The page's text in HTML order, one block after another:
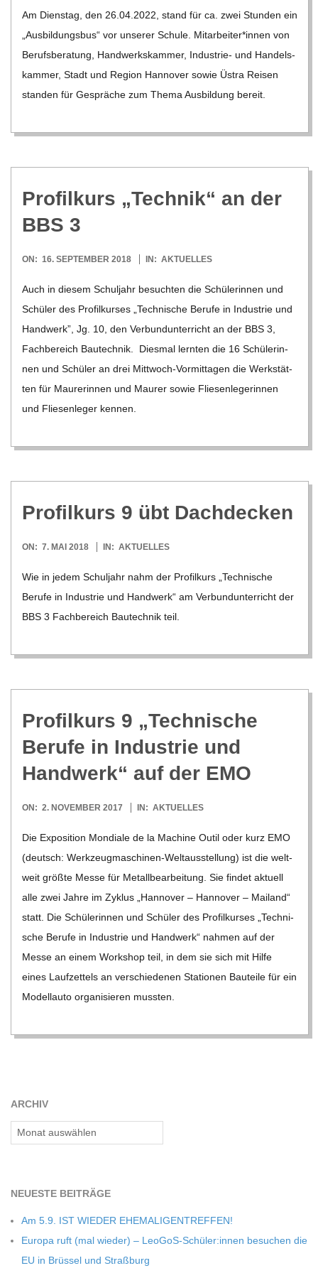
C
H
U
L
E
Am Diens­tag, den 26.04.2022, stand für ca. zwei Stun­den ein
„Aus­bil­dungs­bus“ vor unse­rer Schule. Mitarbeiter*innen von
Berufs­be­ra­tung, Hand­werks­kam­mer, Indus­­trie- und Han­dels­
kam­mer, Stadt und Region Han­no­ver sowie Üstra Rei­sen
stan­den für Gesprä­che zum Thema Aus­bil­dung bereit.
Pro­fil­kurs „Tech­nik“ an der
BBS 3
2018-
ON: 16. SEPTEMBER 2018 IN: AKTUELLES
Auch in die­sem Schul­jahr besuch­ten die Schü­le­rin­nen und
Schü­ler des Pro­fil­kur­ses „Tech­ni­sche Berufe in Indus­trie und
Hand­werk”, Jg. 10, den Ver­bund­un­ter­richt an der BBS 3,
Fach­be­reich Bau­tech­nik. Dies­mal lern­ten die 16 Schü­le­rin­
nen und Schü­ler an drei Mit­t­­woch-Vor­­­mi­t­­ta­­gen die Werk­stät­
ten für Mau­re­rin­nen und Mau­rer sowie Flie­sen­le­ge­rin­nen
und Flie­sen­le­ger ken­nen.
Pro­fil­kurs 9 übt Dachdecken
2018-
ON: 7. MAI 2018 IN: AKTUELLES
Wie in jedem Schul­jahr nahm der Pro­fil­kurs „Tech­ni­sche
Berufe in Indus­trie und Hand­werk“ am Ver­bund­un­ter­richt der
BBS 3 Fach­be­reich Bau­tech­nik teil.
Pro­fil­kurs 9 „Tech­ni­sche
Berufe in Indus­trie und
Hand­werk“ auf der EMO
2017-
ON: 2. NOVEMBER 2017 IN: AKTUELLES
Die Expo­si­tion Mon­diale de la Machine Outil oder kurz EMO
(deutsch: Wer­k­­zeu­g­­ma­­schi­­nen-Wel­t­aus­s­tel­­lung) ist die welt­
weit größte Messe für Metall­be­ar­bei­tung. Sie fin­det aktu­ell
alle zwei Jahre im Zyklus „Han­no­ver – Han­no­ver – Mai­land“
statt. Die Schü­le­rin­nen und Schü­ler des Pro­fil­kur­ses „Tech­ni­
sche Berufe in Indus­trie und Hand­werk“ nah­men auf der
Messe an einem Work­shop teil, in dem sie sich mit Hilfe
eines Lauf­zet­tels an ver­schie­de­nen Sta­tio­nen Bau­teile für ein
Modell­auto orga­ni­sie­ren muss­ten.
ARCHIV
Archiv
NEU­ESTE BEITRÄGE
Am 5.9. IST WIEDER EHEMALIGENTREFFEN!
Europa ruft (mal wie­der) – LeoGoS-Schüler:innen besu­chen die
EU in Brüs­sel und Straßburg